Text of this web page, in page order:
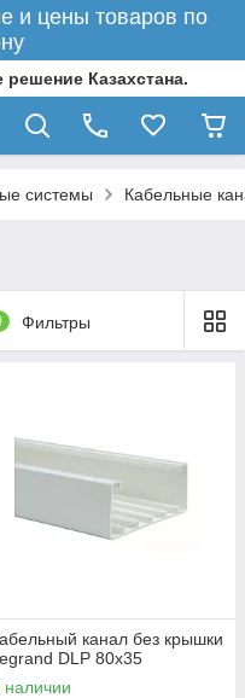
и цены товаров по
Казахстана.
системы Кабельные
Фильтры
канал без крышки
DLP 80х35
наличии